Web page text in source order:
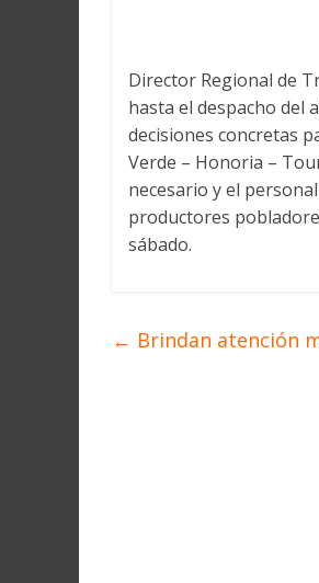
Martín
Loreto
Director Regional de
hasta el despacho del
decisiones concretas
Verde – Honoria –
necesario y el
productores
sábado.
← Brindan atención